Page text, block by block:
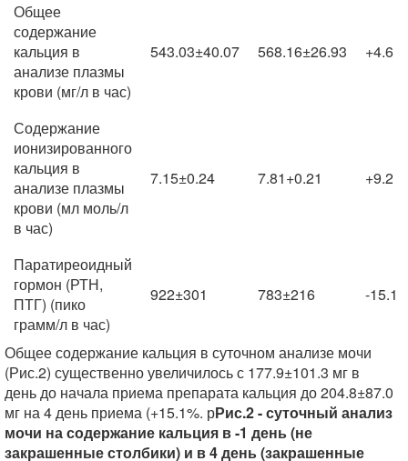
Общее
содержание
кальция в
анализе плазмы
крови (мг/л в час)
543.03±40.07 568.16±26.93 +4.6
Содержание
ионизированного
кальция в
анализе плазмы
крови (мл моль/л
в час)
7.15±0.24 7.81+0.21 +9.2
Паратиреоидный
гормон (РТН,
ПТГ) (пико
грамм/л в час)
922±301 783±216 -15.1
Общее содержание кальция в суточном анализе мочи
(Рис.2) существенно увеличилось с 177.9±101.3 мг в
день до начала приема препарата кальция до 204.8±87.0
мг на 4 день приема (+15.1%. рРис.2 - суточный анализ
мочи на содержание кальция в -1 день (не
закрашенные столбики) и в 4 день (закрашенные